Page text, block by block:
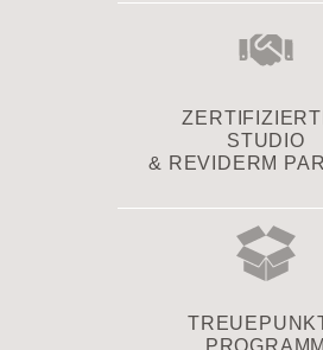
STUDIO
& REVIDERM
PROGRAMM